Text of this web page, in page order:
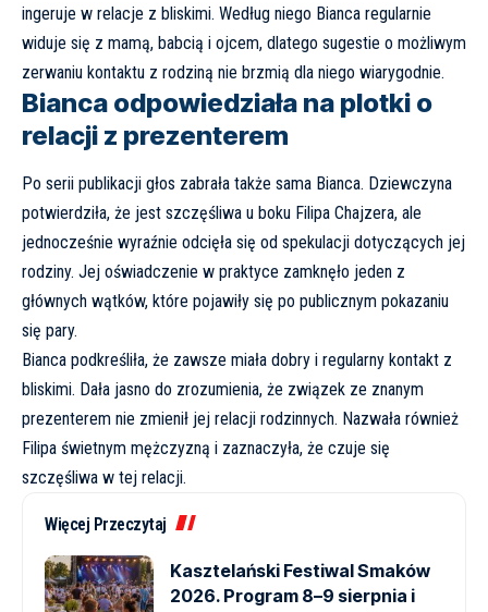
ingeruje w relacje z bliskimi. Według niego Bianca regularnie
widuje się z mamą, babcią i ojcem, dlatego sugestie o możliwym
zerwaniu kontaktu z rodziną nie brzmią dla niego wiarygodnie.
Bianca odpowiedziała na plotki o
relacji z prezenterem
Po serii publikacji głos zabrała także sama Bianca. Dziewczyna
potwierdziła, że jest szczęśliwa u boku Filipa Chajzera, ale
jednocześnie wyraźnie odcięła się od spekulacji dotyczących jej
rodziny. Jej oświadczenie w praktyce zamknęło jeden z
głównych wątków, które pojawiły się po publicznym pokazaniu
się pary.
Bianca podkreśliła, że zawsze miała dobry i regularny kontakt z
bliskimi. Dała jasno do zrozumienia, że związek ze znanym
prezenterem nie zmienił jej relacji rodzinnych. Nazwała również
Filipa świetnym mężczyzną i zaznaczyła, że czuje się
szczęśliwa w tej relacji.
Więcej Przeczytaj
Kasztelański Festiwal Smaków
2026. Program 8–9 sierpnia i